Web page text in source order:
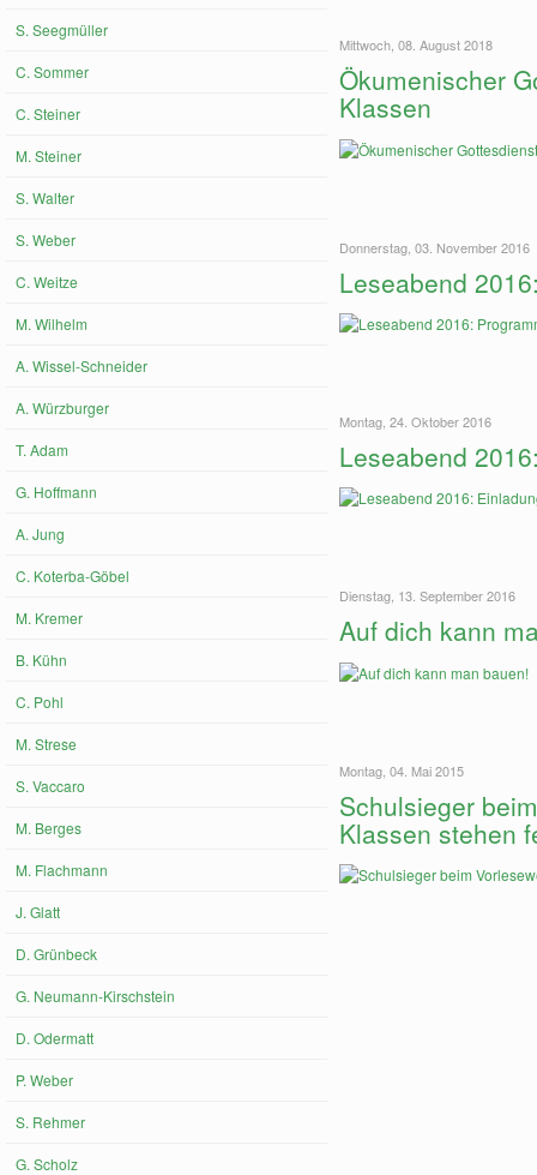
Mittwoch, 08. August 2018
Ökumenischer
Klassen
Donnerstag, 03. November 2016
Leseabend
Montag, 24. Oktober 2016
Leseabend
Dienstag, 13. September 2016
Auf dich kann
Montag, 04. Mai 2015
Schulsieger
Klassen stehen
S. Seegmüller
C. Sommer
C. Steiner
M. Steiner
S. Walter
S. Weber
C. Weitze
M. Wilhelm
A. Wissel-Schneider
A. Würzburger
T. Adam
G. Hoffmann
A. Jung
C. Koterba-Göbel
M. Kremer
B. Kühn
C. Pohl
M. Strese
S. Vaccaro
M. Berges
M. Flachmann
J. Glatt
D. Grünbeck
G. Neumann-Kirschstein
D. Odermatt
P. Weber
S. Rehmer
G. Scholz